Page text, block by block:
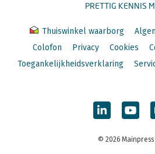
PRETTIG KENNIS
Thuiswinkel waarborg
Colofon
Privacy Cookies
Toegankelijkheidsverklaring
© 2026 Mainpress